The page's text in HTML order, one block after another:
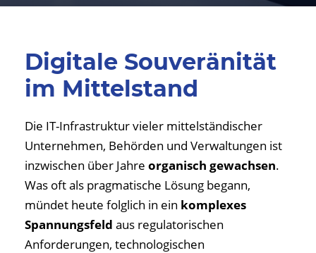
Digitale Souveränität
im Mittelstand
Die IT-Infrastruktur vieler mittelständischer
Unternehmen, Behörden und Verwaltungen ist
inzwischen über Jahre organisch gewachsen.
Was oft als pragmatische Lösung begann,
mündet heute folglich in ein komplexes
Spannungsfeld aus regulatorischen
Anforderungen, technologischen